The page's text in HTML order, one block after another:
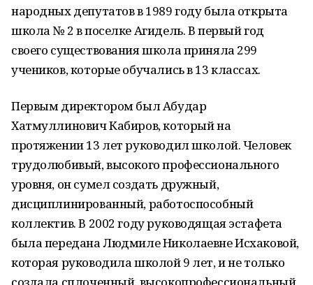
народных депутатов в 1989 году была открыта
школа № 2 в поселке Агидель. В первый год
своего существования школа приняла 299
учеников, которые обучались в 13 классах.
Первым директором был Абудар
Хатмуллинович Кабиров, который на
протяжении 13 лет руководил школой. Человек
трудолюбивый, высокого профессионального
уровня, он сумел создать дружный,
дисциплинированный, работоспособный
коллектив. В 2002 году руководящая эстафета
была передана Людмиле Николаевне Исхаковой,
которая руководила школой 9 лет, и не только